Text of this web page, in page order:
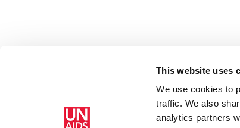
This website uses
We use cookies to
traffic. We also
analytics partners
Ressources - En savoir plus sur le travail de